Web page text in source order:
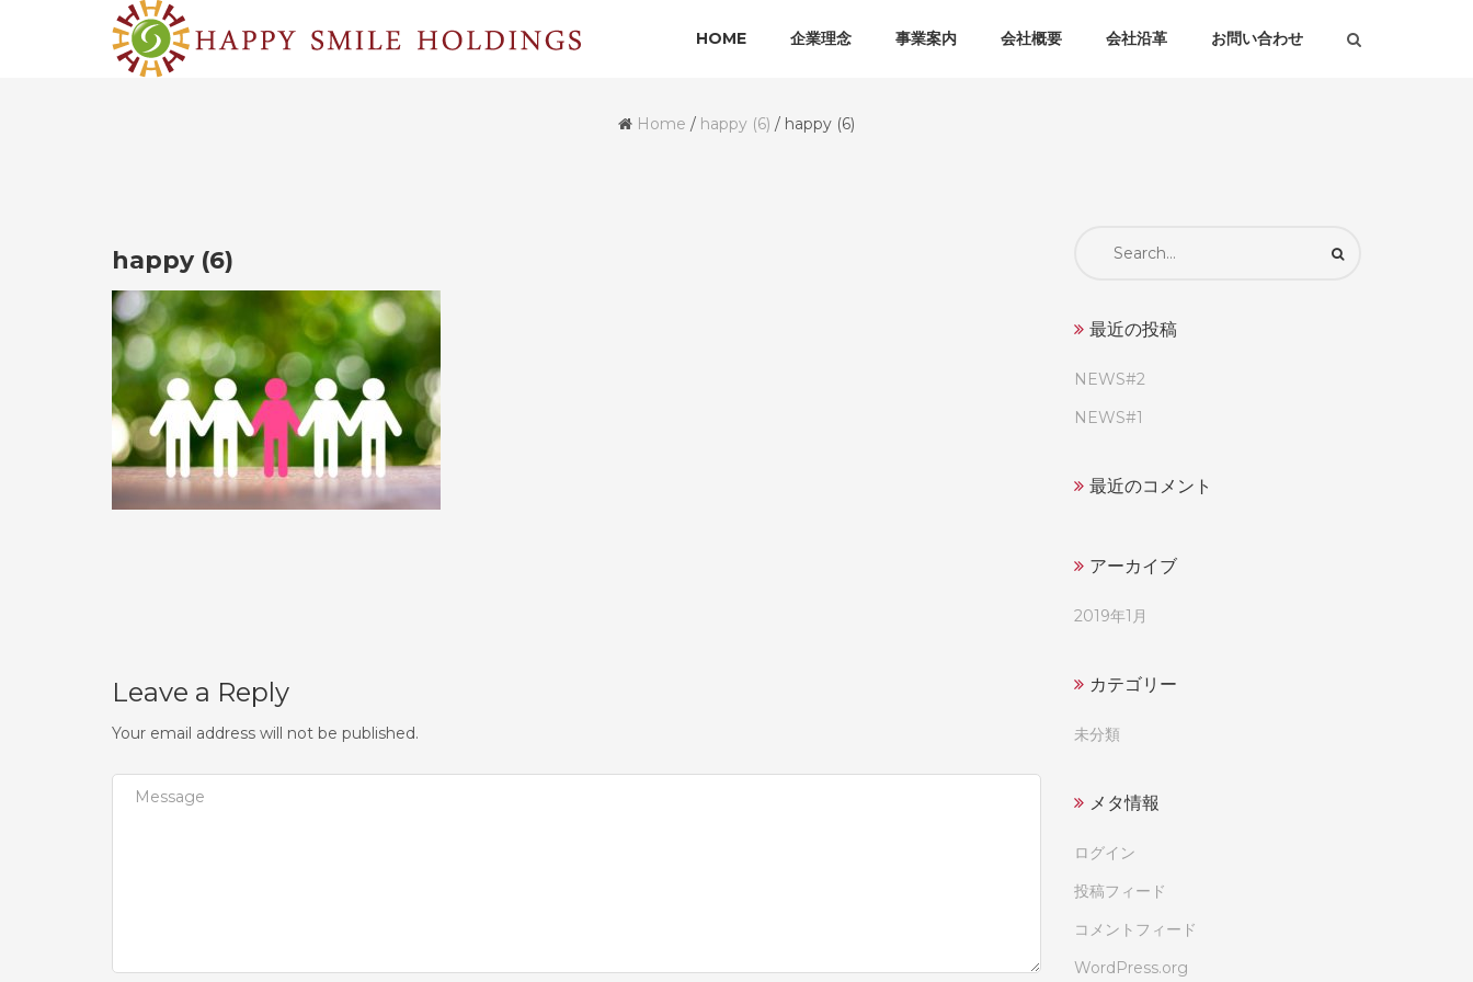
HOME 企業理念 事業案内 会社概要 会社沿革 お問い合わせ
Home / happy (6) / happy (6)
happy (6)
Leave a Reply
Your email address will not be published.
Search
最近の投稿
NEWS#2
NEWS#1
最近のコメント
アーカイブ
2019年1月
カテゴリー
未分類
メタ情報
ログイン
投稿フィード
コメントフィード
WordPress.org